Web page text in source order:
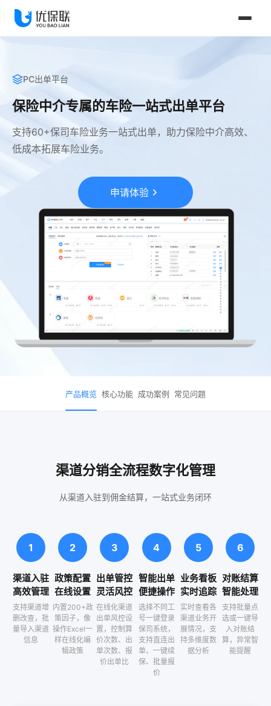
PC出单平台
保险中介专属的车险一站式出单平台
支持60+保司车险业务一站式出单，助力保险中介高效、
低成本拓展车险业务。
申请体验
产品概览 核心功能 成功案例 常见问题
渠道分销全流程数字化管理
从渠道入驻到佣金结算，一站式业务闭环
1
渠道入驻
高效管理
支持渠道增
删改查，批
量导入渠道
信息
2
政策配置
在线设置
内置200+政
策因子，像
操作Excel一
样在线化编
辑政策
3
出单管控
灵活风控
在线化渠道
出单风控设
置，控制算
价次数、出
单次数、报
价出单比
4
智能出单
便捷操作
选择不同工
号一键登录
保司系统，
支持直连出
单、一键续
保、批量报
价
5
业务看板
实时追踪
实时查看各
渠道业务开
展情况，支
持多维度数
据分析
6
对账结算
智能处理
支持批量点
选或一键导
入对账结
算，异常智
能提醒